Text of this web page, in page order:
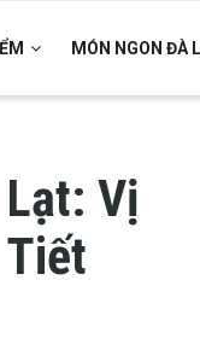
MÓN NGON ĐÀ
Vị